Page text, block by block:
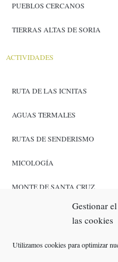
Gestionar
las cookies
Utilizamos cookies para optimizar
PUEBLOS CERCANOS
TIERRAS ALTAS DE SORIA
ACTIVIDADES
RUTA DE LAS ICNITAS
AGUAS TERMALES
RUTAS DE SENDERISMO
MICOLOGÍA
MONTE DE SANTA CRUZ